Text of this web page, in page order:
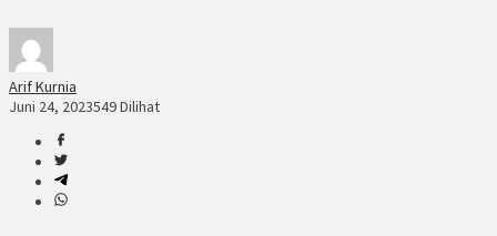
Arif Kurnia
Juni 24, 2023549 Dilihat